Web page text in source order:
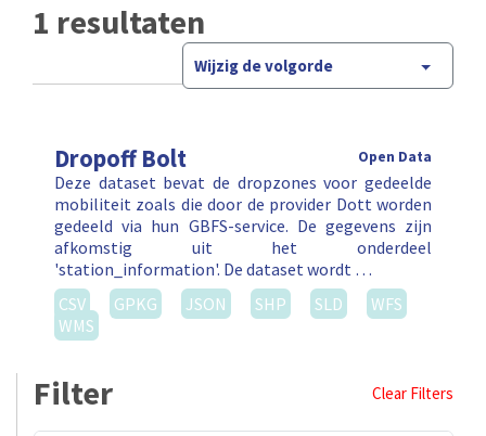
1 resultaten
Wijzig de volgorde
Dropoff Bolt Open Data
Deze dataset bevat de dropzones voor gedeelde
mobiliteit zoals die door de provider Dott worden
gedeeld via hun GBFS-service. De gegevens zijn
afkomstig uit het onderdeel
'station_information'. De dataset wordt …
CSV
GPKG JSON SHP SLD
WFS
WMS
Filter Clear Filters